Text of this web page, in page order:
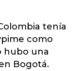
tenía
como
hubo una
Bogotá.